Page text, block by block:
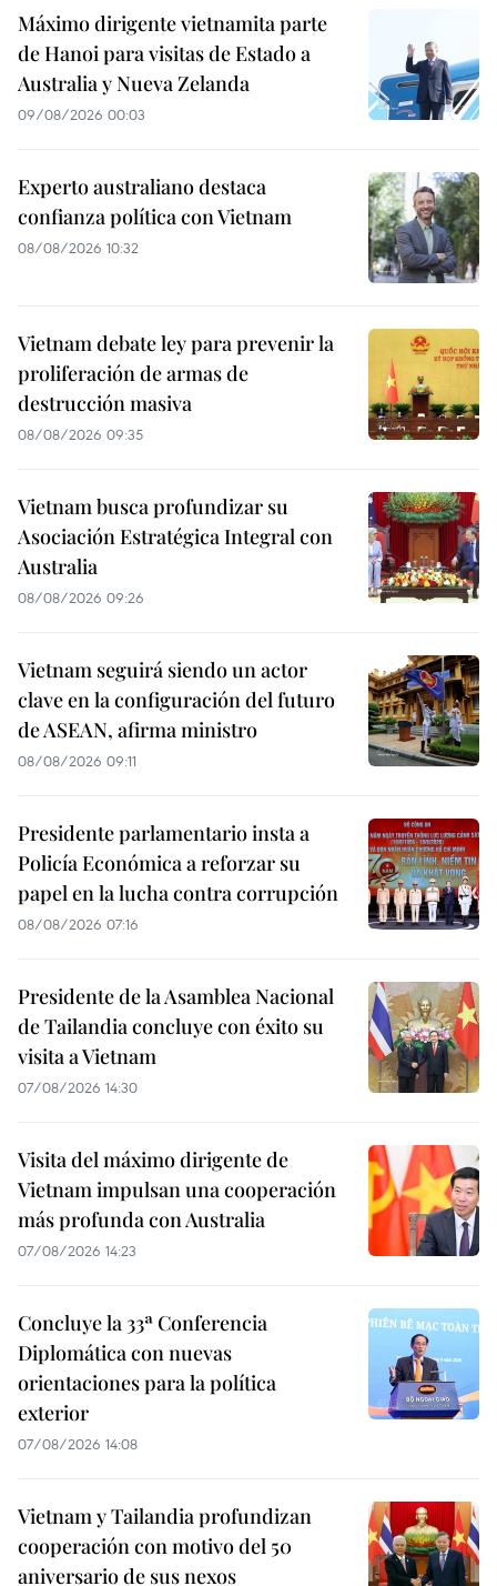
Máximo dirigente vietnamita parte
de Hanoi para visitas de Estado a
Australia y Nueva Zelanda
09/08/2026 00:03
Experto australiano destaca
confianza política con Vietnam
08/08/2026 10:32
Vietnam debate ley para prevenir la
proliferación de armas de
destrucción masiva
08/08/2026 09:35
Vietnam busca profundizar su
Asociación Estratégica Integral con
Australia
08/08/2026 09:26
Vietnam seguirá siendo un actor
clave en la configuración del futuro
de ASEAN, afirma ministro
08/08/2026 09:11
Presidente parlamentario insta a
Policía Económica a reforzar su
papel en la lucha contra corrupción
08/08/2026 07:16
Presidente de la Asamblea Nacional
de Tailandia concluye con éxito su
visita a Vietnam
07/08/2026 14:30
Visita del máximo dirigente de
Vietnam impulsan una cooperación
más profunda con Australia
07/08/2026 14:23
Concluye la 33ª Conferencia
Diplomática con nuevas
orientaciones para la política
exterior
07/08/2026 14:08
Vietnam y Tailandia profundizan
cooperación con motivo del 50
aniversario de sus nexos